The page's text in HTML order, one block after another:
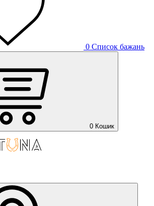
0 Список бажань
0 Кошик